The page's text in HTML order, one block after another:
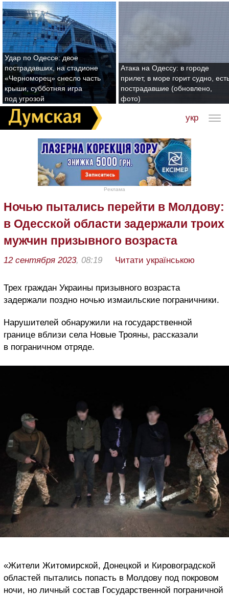
Удар по Одессе: двое
пострадавших, на стадионе
«Черноморец» снесло часть
крыши, субботняя игра
под угрозой
Атака на Одессу: в городе
прилет, в море горит судно,
пострадавшие (обновлено,
фото)
укр
Реклама
Ночью пытались перейти в Молдову:
в Одесской области задержали троих
мужчин призывного возраста
12 сентября 2023, 08:19 Читати українською
Трех граждан Украины призывного возраста
задержали поздно ночью измаильские пограничники.
Нарушителей обнаружили на государственной
границе вблизи села Новые Трояны, рассказали
в пограничном отряде.
«Жители Житомирской, Донецкой и Кировоградской
областей пытались попасть в Молдову под покровом
ночи, но личный состав Государственной пограничной